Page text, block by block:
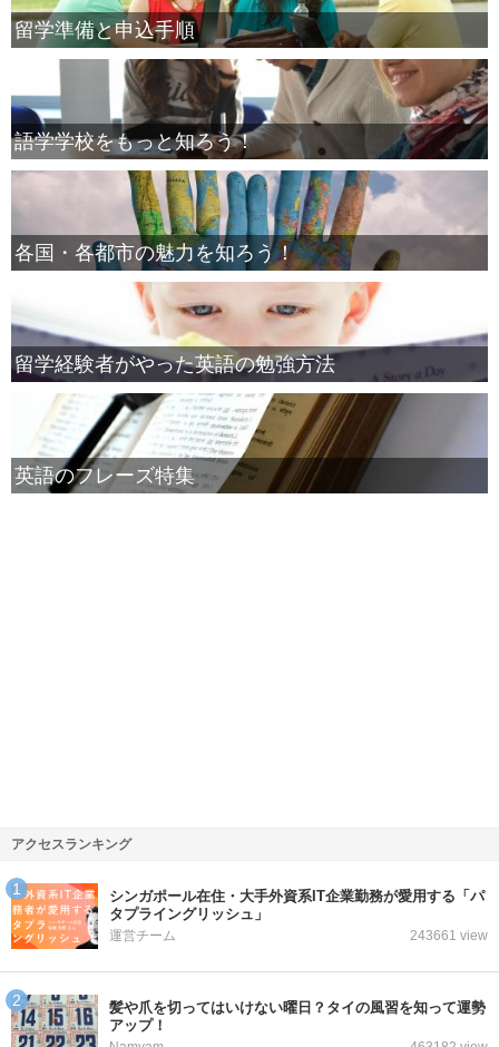
留学準備と申込手順
語学学校をもっと知ろう！
各国・各都市の魅力を知ろう！
留学経験者がやった英語の勉強方法
英語のフレーズ特集
アクセスランキング
シンガポール在住・大手外資系IT企業勤務が愛用する「パ
タプライングリッシュ」
運営チーム 243661 view
髪や爪を切ってはいけない曜日？タイの風習を知って運勢
アップ！